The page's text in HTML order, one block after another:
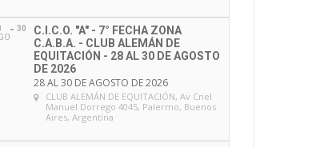
30
C.I.C.O. "A" - 7° FECHA ZONA
C.A.B.A. - CLUB ALEMÁN DE
EQUITACIÓN - 28 AL 30 DE AGOSTO
DE 2026
28 AL 30 DE AGOSTO DE 2026
CLUB ALEMÁN DE EQUITACIÓN, Av Cnel
Manuel Dorrego 4045, Palermo, Buenos
Aires, Argentina